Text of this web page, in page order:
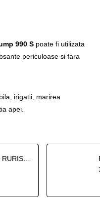
990 S poate fi utilizata
periculoase si fara
irigatii, marirea
apei.